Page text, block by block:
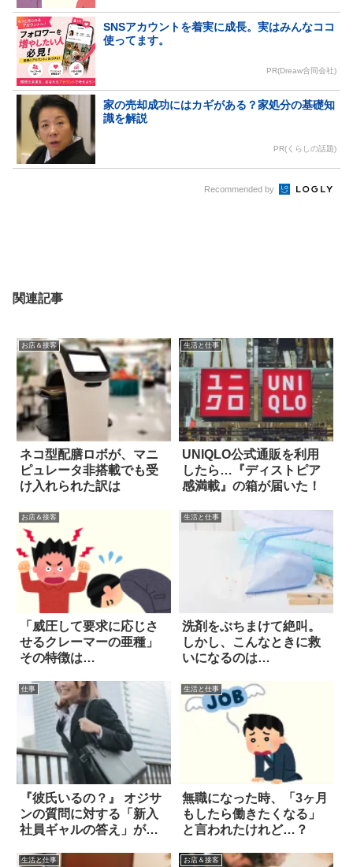
SNSアカウントを着実に成長。実はみんなココ
使ってます。
PR(Dreaw合同会社)
家の売却成功にはカギがある？家処分の基礎知
識を解説
PR(くらしの話題)
Recommended by
関連記事
お店＆接客
ネコ型配膳ロボが、マニ
ピュレータ非搭載でも受
け入れられた訳は
生活と仕事
UNIQLO公式通販を利用
したら…『ディストピア
感満載』の箱が届いた！
お店＆接客
「威圧して要求に応じさ
せるクレーマーの亜種」
その特徴は…
生活と仕事
洗剤をぶちまけて絶叫。
しかし、こんなときに救
いになるのは…
仕事
『彼氏いるの？』 オジサ
ンの質問に対する「新入
社員ギャルの答え」がス
生活と仕事
無職になった時、「3ヶ月
もしたら働きたくなる」
と言われたけれど…？
生活と仕事 お店＆接客